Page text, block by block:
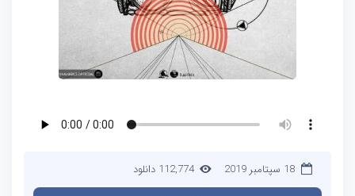
18 سپتامبر 2019 112,774 دانلود